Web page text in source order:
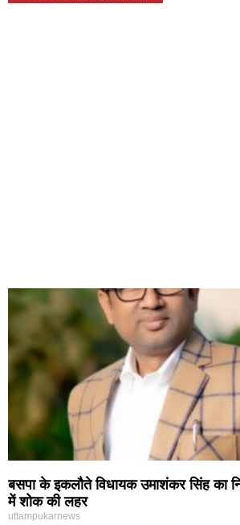
बसपा के इकलौते विधायक उमाशंकर सिंह का
में शोक की लहर
uttampukarnews